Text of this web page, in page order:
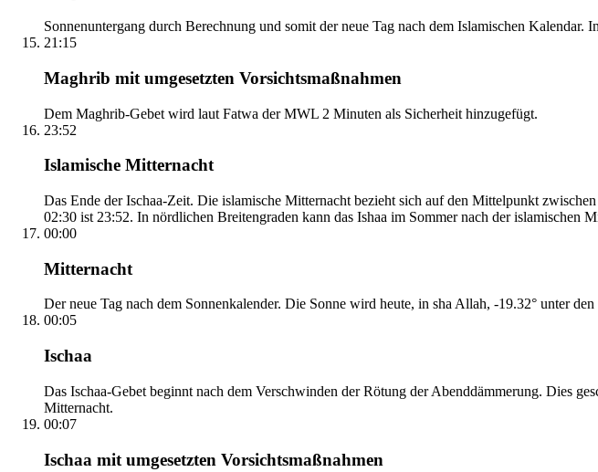
Sonnenuntergang durch Berechnung und somit der neue Tag nach dem Islamischen
21:15
Maghrib mit umgesetzten Vorsichtsmaßnahmen
Dem Maghrib-Gebet wird laut Fatwa der MWL 2 Minuten als Sicherheit hinzugefügt.
23:52
Islamische Mitternacht
Das Ende der Ischaa-Zeit. Die islamische Mitternacht bezieht sich auf den Mittelpunkt
02:30 ist 23:52. In nördlichen Breitengraden kann das Ishaa im Sommer nach der islamischen
00:00
Mitternacht
Der neue Tag nach dem Sonnenkalender. Die Sonne wird heute, in sha Allah, -19.32° unter
00:05
Ischaa
Das Ischaa-Gebet beginnt nach dem Verschwinden der Rötung der Abenddämmerung. Dies
Mitternacht.
00:07
Ischaa mit umgesetzten Vorsichtsmaßnahmen